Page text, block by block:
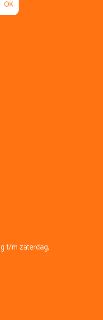
OK
t/m zaterdag,